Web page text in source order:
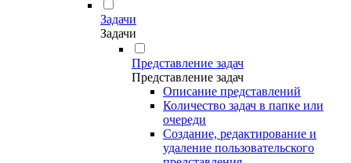
Задачи
Задачи
Представление задач
Представление задач
Описание представлений
Количество задач в папке или
очереди
Создание, редактирование и
удаление пользовательского